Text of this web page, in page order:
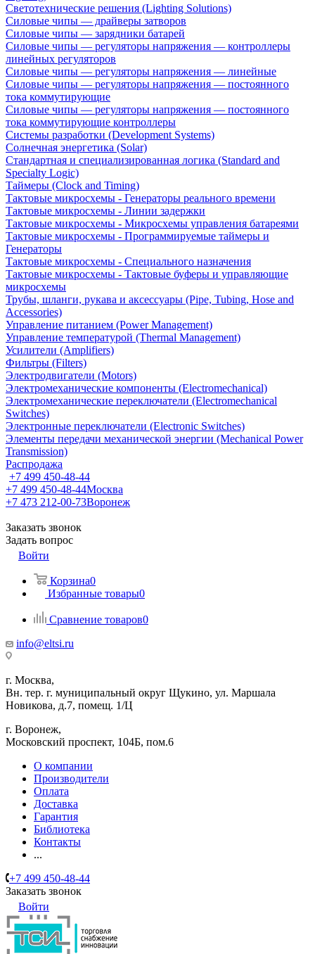
Светотехнические решения (Lighting Solutions)
Силовые чипы — драйверы затворов
Силовые чипы — зарядники батарей
Силовые чипы — регуляторы напряжения — контроллеры
линейных регуляторов
Силовые чипы — регуляторы напряжения — линейные
Силовые чипы — регуляторы напряжения — постоянного
тока коммутирующие
Силовые чипы — регуляторы напряжения — постоянного
тока коммутирующие контроллеры
Системы разработки (Development Systems)
Солнечная энергетика (Solar)
Стандартная и специализированная логика (Standard and
Specialty Logic)
Таймеры (Clock and Timing)
Тактовые микросхемы - Генераторы реального времени
Тактовые микросхемы - Линии задержки
Тактовые микросхемы - Микросхемы управления батареями
Тактовые микросхемы - Программируемые таймеры и
Генераторы
Тактовые микросхемы - Специального назначения
Тактовые микросхемы - Тактовые буферы и управляющие
микросхемы
Трубы, шланги, рукава и аксессуары (Pipe, Tubing, Hose and
Accessories)
Управление питанием (Power Management)
Управление температурой (Thermal Management)
Усилители (Amplifiers)
Фильтры (Filters)
Электродвигатели (Motors)
Электромеханические компоненты (Electromechanical)
Электромеханические переключатели (Electromechanical
Switches)
Электронные переключатели (Electronic Switches)
Элементы передачи механической энергии (Mechanical Power
Transmission)
Распродажа
+7 499 450-48-44
+7 499 450-48-44Москва
+7 473 212-00-73Воронеж
Заказать звонок
Задать вопрос
Войти
Корзина0
Избранные товары0
Сравнение товаров0
info@eltsi.ru
г. Москва,
Вн. тер. г. муниципальный округ Щукино, ул. Маршала
Новикова, д.7, помещ. 1/Ц
г. Воронеж,
​Московский проспект, 104Б, пом.6
О компании
Производители
Оплата
Доставка
Гарантия
Библиотека
Контакты
...
+7 499 450-48-44
Заказать звонок
Войти